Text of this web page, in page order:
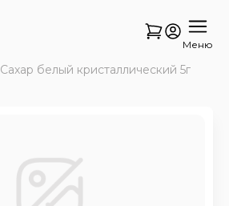
Меню
Сахар белый кристаллический 5г